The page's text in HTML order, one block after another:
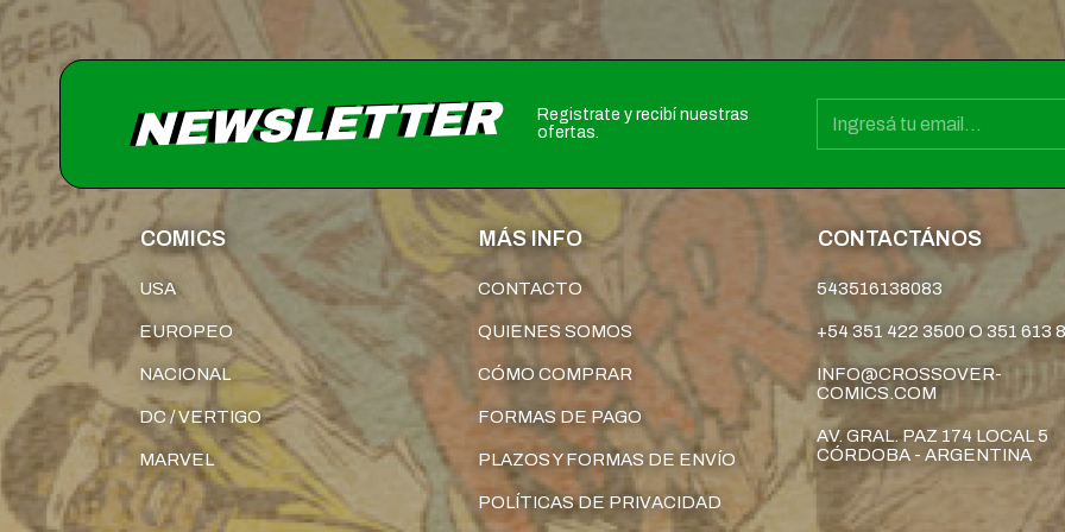
NEWSLETTER
Registrate y recibí nuestras
ofertas.
COMICS
USA
EUROPEO
NACIONAL
DC / VERTIGO
MARVEL
MÁS INFO
CONTACTO
QUIENES SOMOS
CÓMO COMPRAR
FORMAS DE PAGO
PLAZOS Y FORMAS DE ENVÍO
POLÍTICAS DE PRIVACIDAD
CONTACTÁNOS
543516138083
+54 351 422 3500 O 351 613
INFO@CROSSOVER-
COMICS.COM
AV. GRAL. PAZ 174 LOCAL 5
CÓRDOBA - ARGENTINA